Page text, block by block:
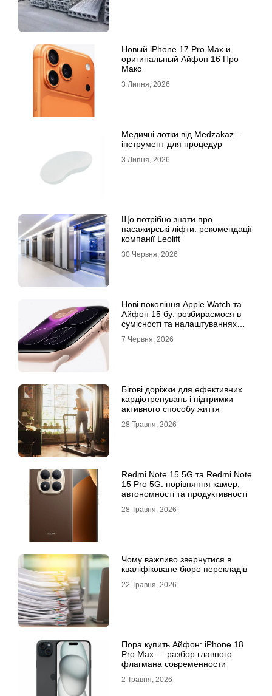
Новый iPhone 17 Pro Max и
оригинальный Айфон 16 Про
Макс
3 Липня, 2026
Медичні лотки від Medzakaz –
інструмент для процедур
3 Липня, 2026
Що потрібно знати про
пасажирські ліфти: рекомендації
компанії Leolift
30 Червня, 2026
Нові покоління Apple Watch та
Айфон 15 бу: розбираємося в
сумісності та налаштуваннях
7 Червня, 2026
Бігові доріжки для ефективних
кардіотренувань і підтримки
активного способу життя
28 Травня, 2026
Redmi Note 15 5G та Redmi Note
15 Pro 5G: порівняння камер,
автономності та продуктивності
28 Травня, 2026
Чому важливо звернутися в
кваліфіковане бюро перекладів
22 Травня, 2026
Пора купить Айфон: iPhone 18
Pro Max — разбор главного
флагмана современности
2 Травня, 2026